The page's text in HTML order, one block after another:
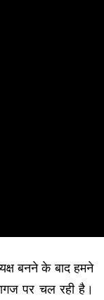
बनने के बाद हमने
पर चल रही है।